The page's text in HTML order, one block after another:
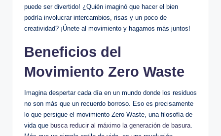
puede ser divertido! ¿Quién imaginó que hacer el bien
podría involucrar intercambios, risas y un poco de
creatividad? ¡Únete al movimiento y hagamos más juntos!
Beneficios del
Movimiento Zero Waste
Imagina despertar cada día en un mundo donde los residuos
no son más que un recuerdo borroso. Eso es precisamente
lo que persigue el movimiento Zero Waste, una filosofía de
vida que busca reducir al máximo la generación de basura